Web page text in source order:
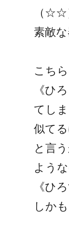
（☆☆
素敵
こち
《ひ
てし
似て
と言
よう
《ひ
しか